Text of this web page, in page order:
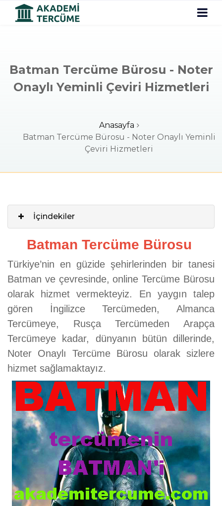
Batman Tercüme Bürosu - Noter
Onaylı Yeminli Çeviri Hizmetleri
Anasayfa
Batman Tercüme Bürosu - Noter Onaylı Yeminli
Çeviri Hizmetleri
İçindekiler
Batman Tercüme Bürosu
Türkiye’nin en güzide şehirlerinden bir tanesi
Batman ve çevresinde, online Tercüme Bürosu
olarak hizmet vermekteyiz. En yaygın talep
gören İngilizce Tercümeden, Almanca
Tercümeye, Rusça Tercümeden Arapça
Tercümeye kadar, dünyanın bütün dillerinde,
Noter Onaylı Tercüme Bürosu olarak sizlere
hizmet sağlamaktayız.